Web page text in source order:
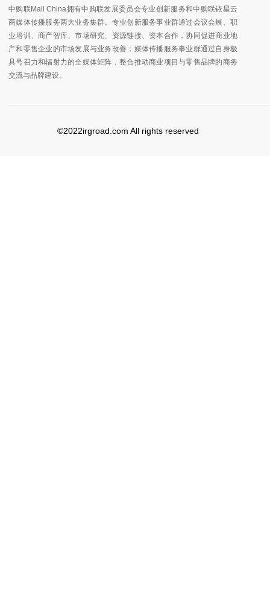
中购联Mall China拥有中购联发展委员会专业创新服务和中购联铱星云
商媒体传播服务两大业务集群。专业创新服务事业群通过会议会展、职
业培训、商产智库、市场研究、资源链接、资本合作，协同促进商业地
产和零售企业的市场发展与业务改善；媒体传播服务事业群通过自身极
具号召力和辐射力的全媒体矩阵，整合推动商业项目与零售品牌的商务
交流与品牌建设。
©2022irgroad.com All rights reserved